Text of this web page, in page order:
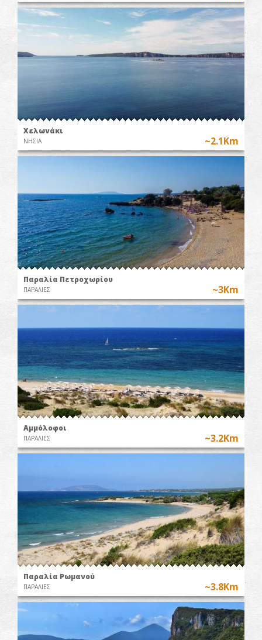
Χελωνάκι
ΝΗΣΙΑ ~2.1Km
Παραλία Πετροχωρίου
ΠΑΡΑΛΙΕΣ ~3Km
Αμμόλοφοι
ΠΑΡΑΛΙΕΣ ~3.2Km
Παραλία Ρωμανού
ΠΑΡΑΛΙΕΣ ~3.8Km